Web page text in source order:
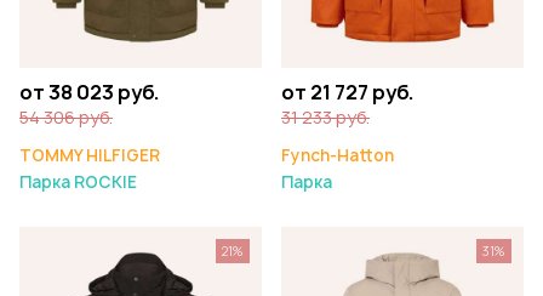
от 38 023 руб.
54 306 руб.
TOMMY HILFIGER
Парка ROCKIE
от 21 727 руб.
31 233 руб.
Fynch-Hatton
Парка
21% 31%